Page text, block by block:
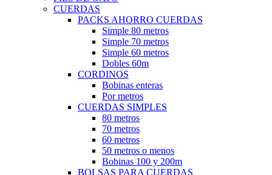
CUERDAS
PACKS AHORRO CUERDAS
Simple 80 metros
Simple 70 metros
Simple 60 metros
Dobles 60m
CORDINOS
Bobinas enteras
Por metros
CUERDAS SIMPLES
80 metros
70 metros
60 metros
50 metros o menos
Bobinas 100 y 200m
BOLSAS PARA CUERDAS